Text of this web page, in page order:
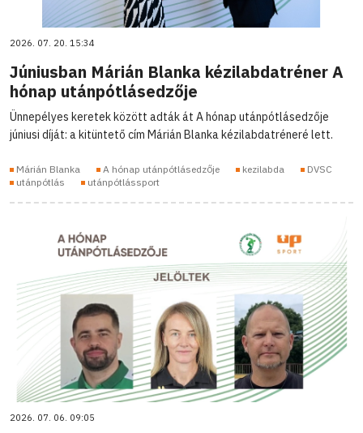
2026. 07. 20. 15:34
Júniusban Márián Blanka kézilabdatréner A
hónap utánpótlásedzője
Ünnepélyes keretek között adták át A hónap utánpótlásedzője
júniusi díját: a kitüntető cím Márián Blanka kézilabdatréneré lett.
Márián Blanka A hónap utánpótlásedzője kezilabda
DVSC
utánpótlás
utánpótlássport
2026. 07. 06. 09:05